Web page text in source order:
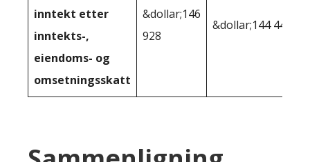
inntekt etter
inntekts-,
eiendoms- og
omsetningsskatt
&dollar;146
928
&dollar;144 448